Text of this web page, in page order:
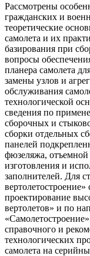
Рассмотрены
гражданских и
теоретические
самолета и их
базирования при
вопросы
планера самолета
замены узлов и
обслуживания
технологической
сведения по
сборочных и
сборки отдельных
панелей
фюзеляжа, отъемной
изготовления и
заполнителей. Для
проектирование
вертолетов» и по
справочного и
технологических
самолета на